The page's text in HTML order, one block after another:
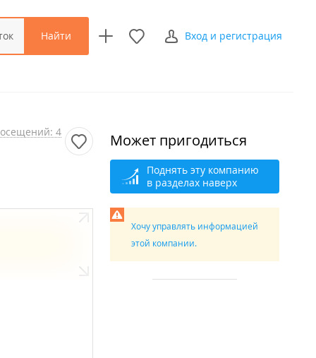
Найти Вход и регистрация
4 Может пригодиться
Поднять эту компанию
в разделах наверх
Хочу управлять информацией
этой компании.